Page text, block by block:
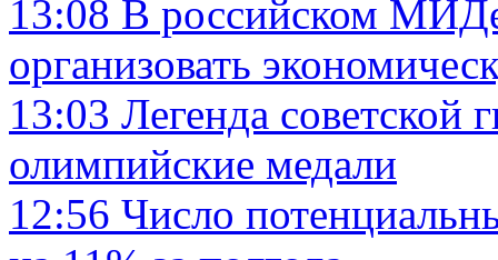
13:08 В российском
организовать
13:03 Легенда советской
олимпийские медали
12:56 Число